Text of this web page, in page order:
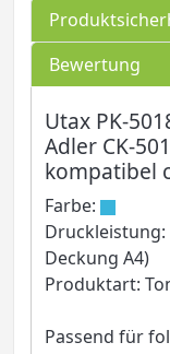
Bewertung
Utax PK-
Adler CK-
kompatibel
Farbe:
Druckleistung:
Deckung A4)
Produktart:
Passend für